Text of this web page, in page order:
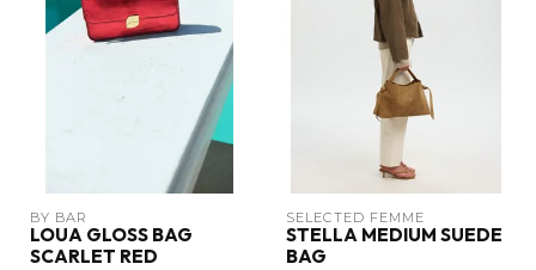
BY BAR
LOUA GLOSS BAG
SCARLET RED
SELECTED FEMME
STELLA MEDIUM SUEDE
BAG